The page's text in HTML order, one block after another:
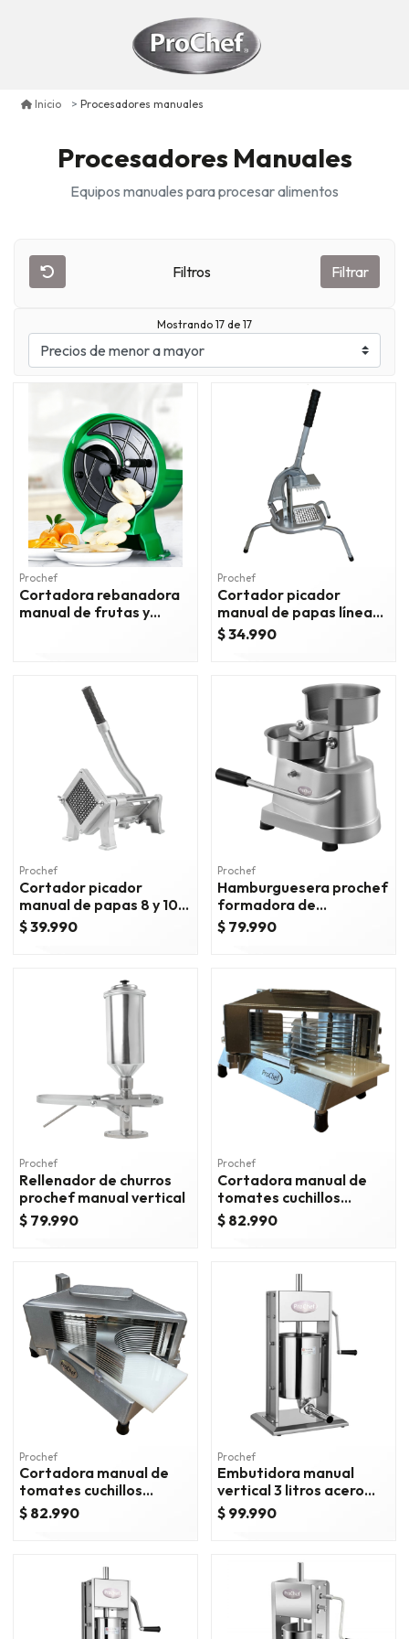
Inicio Procesadores manuales
Procesadores Manuales
Equipos manuales para procesar alimentos
Filtros Filtrar
Mostrando 17 de 17
Prochef
Cortadora rebanadora
manual de frutas y
Prochef
Cortador picador
manual de papas línea
economica
$ 34.990
Prochef
Cortador picador
manual de papas 8 y 10
mm.
$ 39.990
Prochef
Hamburguesera prochef
formadora de
hamburguesas 10 cm
$ 79.990
Prochef
Rellenador de churros
prochef manual vertical
$ 79.990
Prochef
Cortadora manual de
tomates cuchillos
dentados 10 mm.
$ 82.990
Prochef
Cortadora manual de
tomates cuchillos
dentados 5 mm.
$ 82.990
Prochef
Embutidora manual
vertical 3 litros acero
inox.
$ 99.990